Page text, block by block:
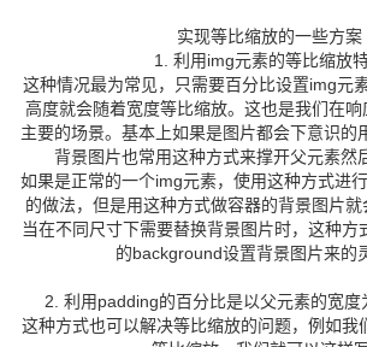
实现等比缩放的一些方案
1. 利用img元素的等比缩放
这种情况最为常见，只需要百分比设置img元
高度就会随着宽度等比缩放。这也是我们在
主要的场景。基本上如果是图片都会下意识的
背景图片也常用这种方式来撑开父元素然
如果是正常的一个img元素，使用这种方式进
的做法，但是用这种方式做容器的背景图片就
当在不同尺寸下需要替换背景图片时，这种方
的background设置背景图片来的
2. 利用padding的百分比是以父元素的宽度
这种方式也可以解决等比缩放的问题，例如我